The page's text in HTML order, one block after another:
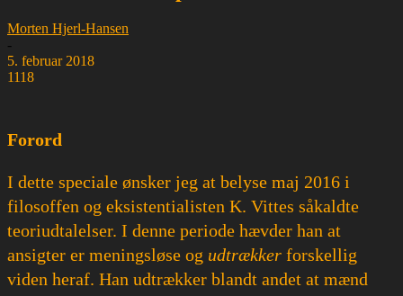
Morten Hjerl-Hansen
-
5. februar 2018
1118
Forord
I dette speciale ønsker jeg at belyse maj 2016 i
filosoffen og eksistentialisten K. Vittes såkaldte
teoriudtalelser. I denne periode hævder han at
ansigter er meningsløse og udtrækker forskellig
viden heraf. Han udtrækker blandt andet at mænd